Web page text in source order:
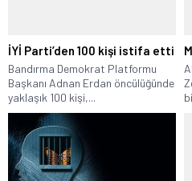
İYİ Parti’den 100 kişi istifa etti
Bandırma Demokrat Platformu
Başkanı Adnan Erdan öncülüğünde
yaklaşık 100 kişi,...